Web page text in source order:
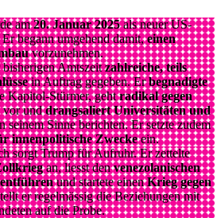
am20. Januar 2025als neuer US-
begann umgehend damit,einen
vorzunehmen.
bisherigen Amtszeitzahlreiche, teils
in Auftrag gegeben. Erbegnadigte
Kapitol-Stürmer, gehtradikal gegen
vor unddrangsaliert Universitäten und
seinem Sinne berichten. Er setzte zudem
innenpolitische Zweckeein.
sorgt Trump für Aufruhr. Er zettelte
an, liesst denvenezolanischen
und startete einenKrieg gegen
er regelmässig die Beziehungen mit
auf die Probe.